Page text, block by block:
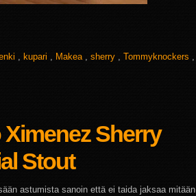
, kupari , Makea , sherry , Tommyknockers ,
Sherry
Stout
astumista sanoin että ei taida jaksaa mitään